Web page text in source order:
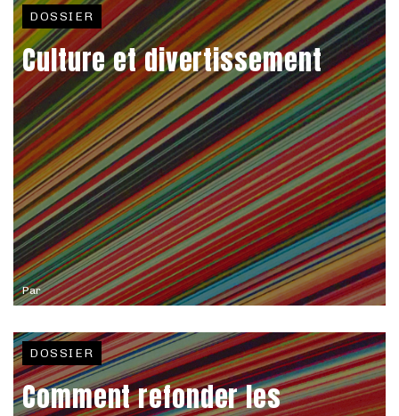
Par
DOSSIER
Culture et divertissement
DOSSIER
Comment refonder les